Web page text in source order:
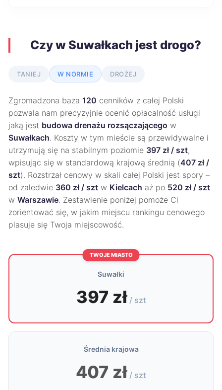
Czy w Suwałkach jest drogo?
TANIEJ W NORMIE DROŻEJ
Zgromadzona baza 120 cenników z całej Polski
pozwala nam precyzyjnie ocenić opłacalność usługi
jaką jest budowa drenażu rozsączającego w
Suwałkach. Koszty w tym mieście są przewidywalne i
utrzymują się na stabilnym poziomie 397 zł / szt,
wpisując się w standardową krajową średnią (407 zł /
szt). Rozstrzał cenowy w skali całej Polski jest spory –
od zaledwie 360 zł / szt w Kielcach aż po 520 zł / szt
w Warszawie. Zestawienie poniżej pomoże Ci
zorientować się, w jakim miejscu rankingu cenowego
plasuje się Twoja miejscowość.
TWOJE MIASTO
Suwałki
397 zł / szt
Średnia krajowa
407 zł / szt